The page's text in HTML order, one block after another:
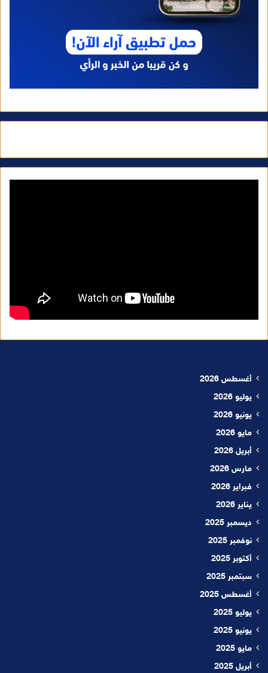
أغسطس 2026
يوليو 2026
يونيو 2026
مايو 2026
أبريل 2026
مارس 2026
فبراير 2026
يناير 2026
ديسمبر 2025
نوفمبر 2025
أكتوبر 2025
سبتمبر 2025
أغسطس 2025
يوليو 2025
يونيو 2025
مايو 2025
أبريل 2025